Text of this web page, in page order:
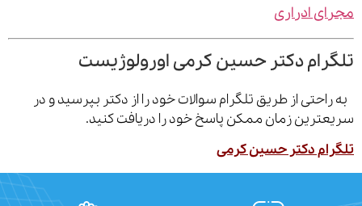
ادراری
دکتر حسین کرمی اورولوژیست
از طریق تلگرام سوالات خود را از دکتر بپرسید و در
زمان ممکن پاسخ خود را دریافت کنید.
دکتر حسین کرمی